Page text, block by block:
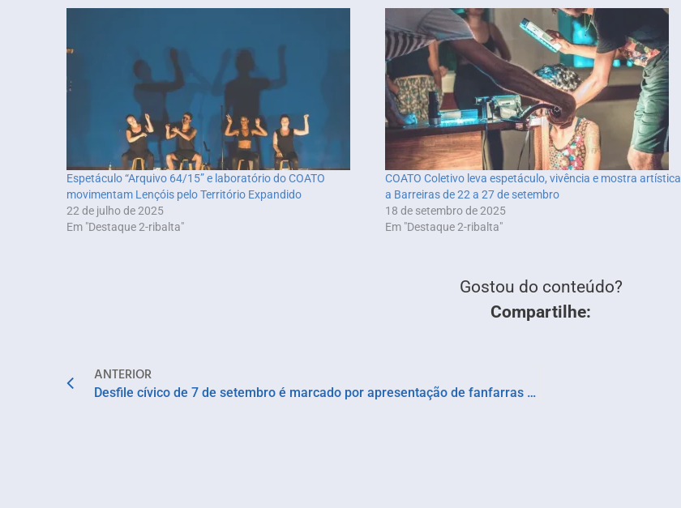
Espetáculo “Arquivo 64/15” e laboratório do COATO
movimentam Lençóis pelo Território Expandido
22 de julho de 2025
Em "Destaque 2-ribalta"
COATO Coletivo leva espetáculo, vivência e mostra artística
a Barreiras de 22 a 27 de setembro
18 de setembro de 2025
Em "Destaque 2-ribalta"
Gostou do conteúdo?
Compartilhe:
ANTERIOR
Desfile cívico de 7 de setembro é marcado por apresentação de fanfarras e bandas militares